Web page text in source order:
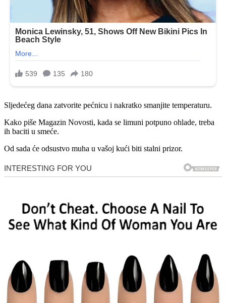
Sljedećeg dana zatvorite pećnicu i nakratko smanjite temperaturu.
Kako piše Magazin Novosti, kada se limuni potpuno ohlade, treba
ih baciti u smeće.
Od sada će odsustvo muha u vašoj kući biti stalni prizor.